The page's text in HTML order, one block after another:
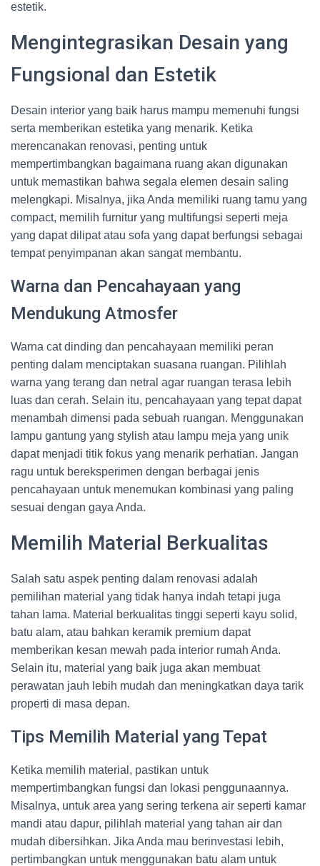
estetik.
Mengintegrasikan Desain yang
Fungsional dan Estetik
Desain interior yang baik harus mampu memenuhi fungsi
serta memberikan estetika yang menarik. Ketika
merencanakan renovasi, penting untuk
mempertimbangkan bagaimana ruang akan digunakan
untuk memastikan bahwa segala elemen desain saling
melengkapi. Misalnya, jika Anda memiliki ruang tamu yang
compact, memilih furnitur yang multifungsi seperti meja
yang dapat dilipat atau sofa yang dapat berfungsi sebagai
tempat penyimpanan akan sangat membantu.
Warna dan Pencahayaan yang
Mendukung Atmosfer
Warna cat dinding dan pencahayaan memiliki peran
penting dalam menciptakan suasana ruangan. Pilihlah
warna yang terang dan netral agar ruangan terasa lebih
luas dan cerah. Selain itu, pencahayaan yang tepat dapat
menambah dimensi pada sebuah ruangan. Menggunakan
lampu gantung yang stylish atau lampu meja yang unik
dapat menjadi titik fokus yang menarik perhatian. Jangan
ragu untuk bereksperimen dengan berbagai jenis
pencahayaan untuk menemukan kombinasi yang paling
sesuai dengan gaya Anda.
Memilih Material Berkualitas
Salah satu aspek penting dalam renovasi adalah
pemilihan material yang tidak hanya indah tetapi juga
tahan lama. Material berkualitas tinggi seperti kayu solid,
batu alam, atau bahkan keramik premium dapat
memberikan kesan mewah pada interior rumah Anda.
Selain itu, material yang baik juga akan membuat
perawatan jauh lebih mudah dan meningkatkan daya tarik
properti di masa depan.
Tips Memilih Material yang Tepat
Ketika memilih material, pastikan untuk
mempertimbangkan fungsi dan lokasi penggunaannya.
Misalnya, untuk area yang sering terkena air seperti kamar
mandi atau dapur, pilihlah material yang tahan air dan
mudah dibersihkan. Jika Anda mau berinvestasi lebih,
pertimbangkan untuk menggunakan batu alam untuk